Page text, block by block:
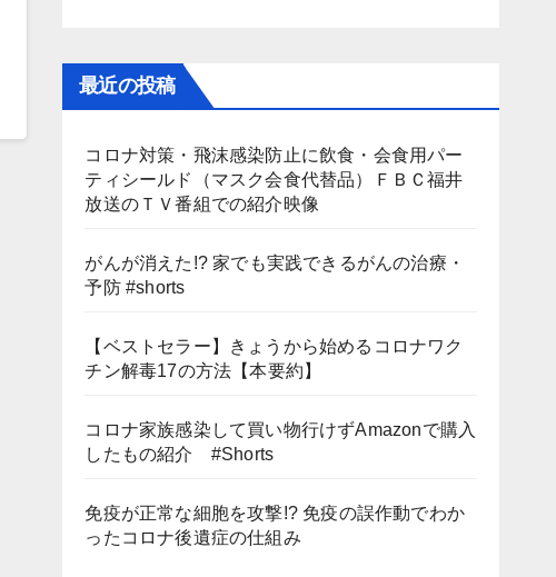
最近の投稿
コロナ対策・飛沫感染防止に飲食・会食用パー
ティシールド（マスク会食代替品）ＦＢＣ福井
放送のＴＶ番組での紹介映像
がんが消えた!? 家でも実践できるがんの治療・
予防 #shorts
【ベストセラー】きょうから始めるコロナワク
チン解毒17の方法【本要約】
コロナ家族感染して買い物行けずAmazonで購入
したもの紹介 #Shorts
免疫が正常な細胞を攻撃!? 免疫の誤作動でわか
ったコロナ後遺症の仕組み